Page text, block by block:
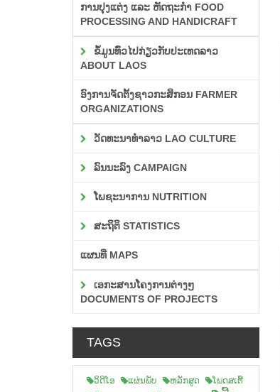
ການປຸງແຕ່ງ ແລະ ຫັດຖະກຳ FOOD
PROCESSING AND HANDICRAFT
ຂໍ້ມູນທົ່ວໄປກ່ຽວກັບປະເທດລາວ
ABOUT LAOS
ອົງການຈັດຕັ້ງຊາວກະສິກອນ FARMER
ORGANIZATIONS
ວັດທະນາທຳລາວ LAO CULTURE
ລົນນະລົງ CAMPAIGN
ໂພຊະນາການ NUTRITION
ສະຖິຕິ STATISTICS
ແຜນທີ່ MAPS
ເອກະສານໂຄງການຕ່າງໆ
DOCUMENTS OF PROJECTS
TAGS
ວິດີໂອ ແຜ່ນພັບ ຫລັກສູດ
ໂພດສເຕີ້